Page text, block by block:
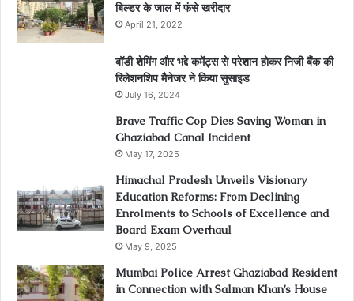
बिल्डर के जाल में फंसे खरीदार
April 21, 2022
बॉडी शेमिंग और भद्दे कमेंट्स से परेशान होकर निजी बैंक की
रिलेशनशिप मैनेजर ने किया सुसाइड
July 16, 2024
Brave Traffic Cop Dies Saving Woman in
Ghaziabad Canal Incident
May 17, 2025
Himachal Pradesh Unveils Visionary
Education Reforms: From Declining
Enrolments to Schools of Excellence and
Board Exam Overhaul
May 9, 2025
Mumbai Police Arrest Ghaziabad Resident
in Connection with Salman Khan’s House